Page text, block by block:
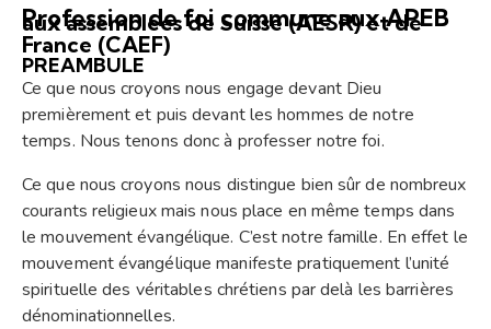
Profession de foi commune aux APEB
aux assemblées de Suisse (AESR) et de
France (CAEF)
PREAMBULE
Ce que nous croyons nous engage devant Dieu
premièrement et puis devant les hommes de notre
temps. Nous tenons donc à professer notre foi.
Ce que nous croyons nous distingue bien sûr de nombreux
courants religieux mais nous place en même temps dans
le mouvement évangélique. C’est notre famille. En effet le
mouvement évangélique manifeste pratiquement l’unité
spirituelle des véritables chrétiens par delà les barrières
dénominationnelles.